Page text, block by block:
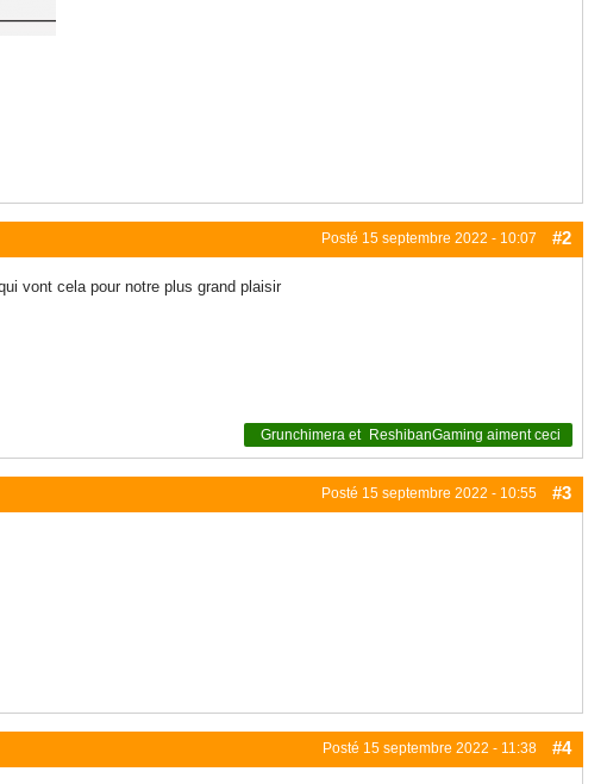
Posté 15 septembre 2022 - 10:07 #2
vont cela pour notre plus grand plaisir
Grunchimera et ReshibanGaming aiment ceci
Posté 15 septembre 2022 - 10:55 #3
Posté 15 septembre 2022 - 11:38 #4